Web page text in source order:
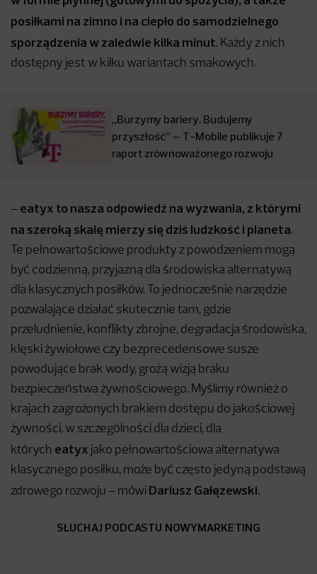
posiłkami na zimno i na ciepło do samodzielnego
sporządzenia w zaledwie kilka minut. Każdy z nich
dostępny jest w kilku wariantach smakowych.
„Burzymy bariery. Budujemy
przyszłość” – T-Mobile publikuje 7
raport zrównoważonego rozwoju
– eatyx to nasza odpowiedź na wyzwania, z którymi
na szeroką skalę mierzy się dziś ludzkośći planeta.
Te pełnowartościowe produkty z powodzeniem mogą
być codzienną, przyjazną dla środowiska alternatywą
dla klasycznych posiłków. To jednocześnie narzędzie
pozwalające działać skutecznie tam, gdzie
przeludnienie, konflikty zbrojne, degradacja środowiska,
klęski żywiołowe czy bezprecedensowe susze
powodujące brak wody, grożą wizją braku
bezpieczeństwa żywnościowego. Myślimy również o
krajach zagrożonych brakiem dostępu do jakościowej
żywności, w szczególności dla dzieci, dla
których eatyx jako pełnowartościowa alternatywa
klasycznego posiłku, może być często jedyną podstawą
zdrowego rozwoju – mówi Dariusz Gałęzewski.
SŁUCHAJ PODCASTU NOWYMARKETING